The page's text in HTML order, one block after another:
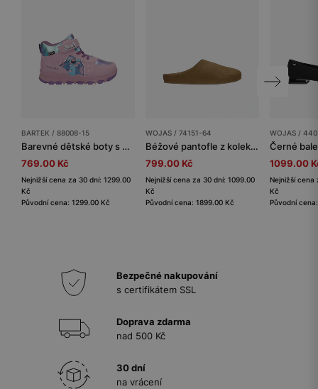
BARTEK / 88008-15
Barevné dětské boty s postavičkou Disney Stitch BARTEK 88008-15
769.00 Kč
Nejnižší cena za 30 dní: 1299.00
Kč
Původní cena: 1299.00 Kč
WOJAS / 74151-64
Béžové pantofle z kolekce Comfort z velurové štípané kůže
799.00 Kč
Nejnižší cena za 30 dní: 1099.00
Kč
Původní cena: 1899.00 Kč
WOJAS /
1099.00
Nejnižší cena
Kč
Původní
Bezpečné nakupování
s certifikátem SSL
Doprava zdarma
nad 500 Kč
30 dní
na vrácení